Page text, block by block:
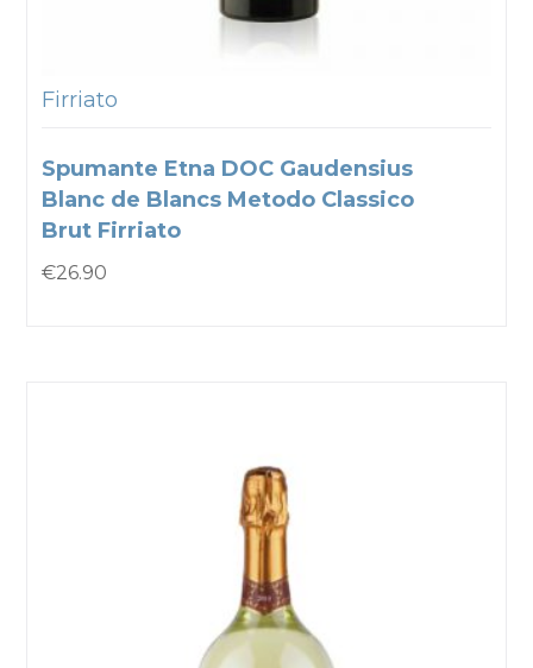
Firriato
Spumante Etna DOC Gaudensius
Blanc de Blancs Metodo Classico
Brut Firriato
€26.90